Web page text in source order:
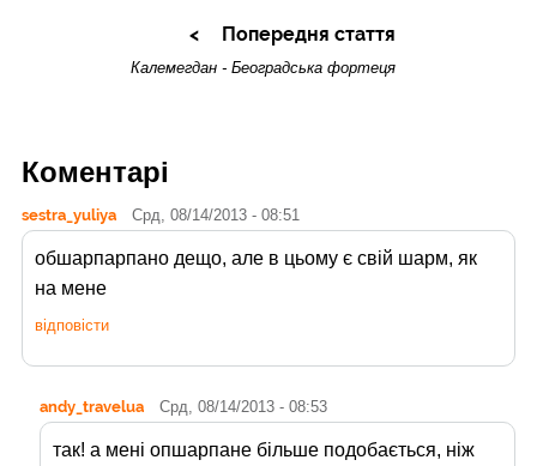
Попередня стаття
Калемегдан - Београдська фортеця
Коментарі
sestra_yuliya Срд, 08/14/2013 - 08:51
обшарпарпано дещо, але в цьому є свій шарм, як
на мене
відповісти
andy_travelua Срд, 08/14/2013 - 08:53
так! а мені опшарпане більше подобається, ніж